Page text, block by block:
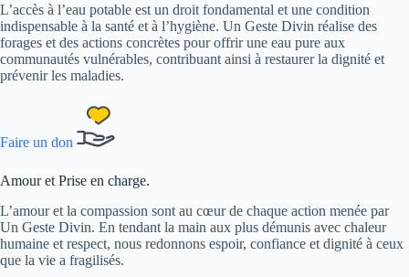
L’accès à l’eau potable est un droit fondamental et une condition
indispensable à la santé et à l’hygiène. Un Geste Divin réalise des
forages et des actions concrètes pour offrir une eau pure aux
communautés vulnérables, contribuant ainsi à restaurer la dignité et
prévenir les maladies.
Faire un don
Amour et Prise en charge.
L’amour et la compassion sont au cœur de chaque action menée par
Un Geste Divin. En tendant la main aux plus démunis avec chaleur
humaine et respect, nous redonnons espoir, confiance et dignité à ceux
que la vie a fragilisés.